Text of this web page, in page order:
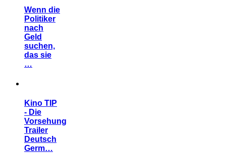
Wenn die
Politiker
nach
Geld
suchen,
das sie
…
Kino TIP
- Die
Vorsehung
Trailer
Deutsch
Germ…